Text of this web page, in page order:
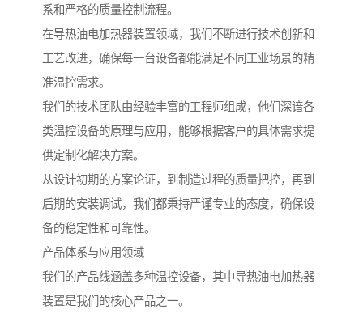
系和严格的质量控制流程。
在导热油电加热器装置领域，我们不断进行技术创新和
工艺改进，确保每一台设备都能满足不同工业场景的精
准温控需求。
我们的技术团队由经验丰富的工程师组成，他们深谙各
类温控设备的原理与应用，能够根据客户的具体需求提
供定制化解决方案。
从设计初期的方案论证，到制造过程的质量把控，再到
后期的安装调试，我们都秉持严谨专业的态度，确保设
备的稳定性和可靠性。
产品体系与应用领域
我们的产品线涵盖多种温控设备，其中导热油电加热器
装置是我们的核心产品之一。